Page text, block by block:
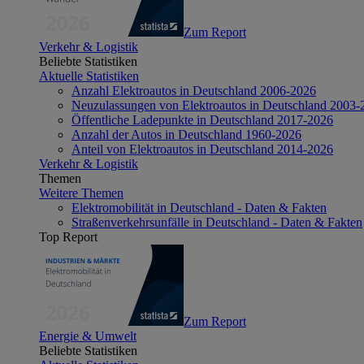
Zum Report
Verkehr & Logistik
Beliebte Statistiken
Aktuelle Statistiken
Anzahl Elektroautos in Deutschland 2006-2026
Neuzulassungen von Elektroautos in Deutschland 2003-
Öffentliche Ladepunkte in Deutschland 2017-2026
Anzahl der Autos in Deutschland 1960-2026
Anteil von Elektroautos in Deutschland 2014-2026
Verkehr & Logistik
Themen
Weitere Themen
Elektromobilität in Deutschland - Daten & Fakten
Straßenverkehrsunfälle in Deutschland - Daten & Fakten
Top Report
Zum Report
Energie & Umwelt
Beliebte Statistiken